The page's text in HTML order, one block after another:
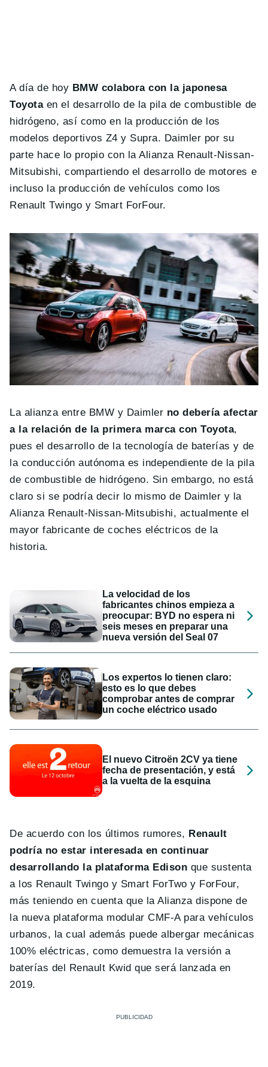
A día de hoy BMW colabora con la japonesa
Toyotaen el desarrollo de la pila de combustible de
hidrógeno, así como en la producción de los
modelos deportivos Z4 y Supra. Daimler por su
parte hace lo propio con la Alianza Renault-Nissan-
Mitsubishi, compartiendo el desarrollo de motores e
incluso la producción de vehículos como los
Renault Twingo y Smart ForFour.
La alianza entre BMW y Daimler no debería afectar
a la relación de la primera marca con Toyota,
pues el desarrollo de la tecnología de baterías y de
la conducción autónoma es independiente de la pila
de combustible de hidrógeno. Sin embargo, no está
claro si se podría decir lo mismo de Daimler y la
Alianza Renault-Nissan-Mitsubishi, actualmente el
mayor fabricante de coches eléctricos de la
historia.
La velocidad de los
fabricantes chinos empieza a
preocupar: BYD no espera ni
seis meses en preparar una
nueva versión del Seal 07
Los expertos lo tienen claro:
esto es lo que debes
comprobar antes de comprar
un coche eléctrico usado
El nuevo Citroën 2CV ya tiene
fecha de presentación, y está
a la vuelta de la esquina
De acuerdo con los últimos rumores, Renault
podría no estar interesada en continuar
desarrollando la plataforma Edison que sustenta
a los Renault Twingo y Smart ForTwo y ForFour,
más teniendo en cuenta que la Alianza dispone de
la nueva plataforma modular CMF-A para vehículos
urbanos, la cual además puede albergar mecánicas
100% eléctricas, como demuestra la versión a
baterías del Renault Kwid que será lanzada en
2019.